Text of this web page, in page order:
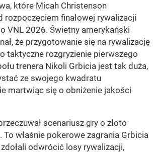
które Micah Christenson
rozpoczęciem finałowej rywalizacji
VNL 2026. Świetny amerykański
że przygotowanie się na rywalizację
taktyczne rozgryzienie pierwszego
trenera Nikoli Grbicia jest tak duża,
ze swojego kwadratu
martwiąc się o obniżenie jakości
scenariusz gry o złoto
właśnie pokerowe zagrania Grbicia
odwrócić losy rywalizacji,